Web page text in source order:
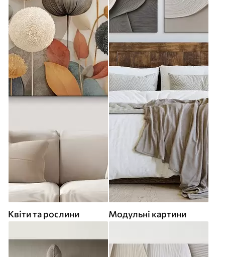
Квіти та рослини Модульні картини